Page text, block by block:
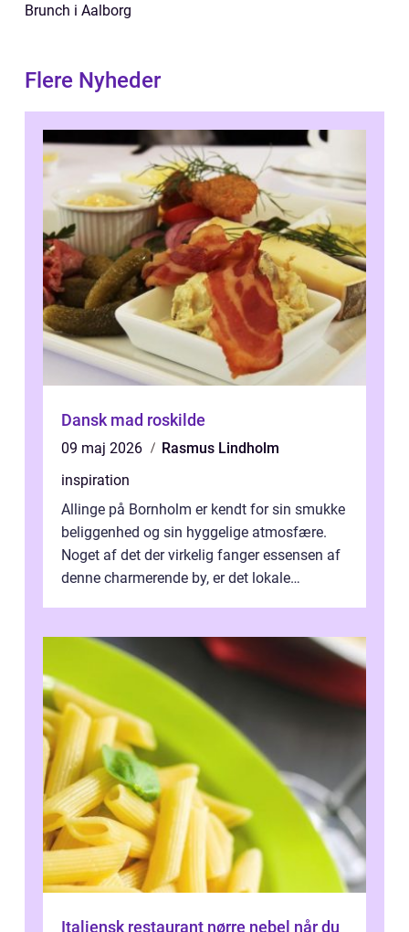
Brunch i Aalborg
Flere Nyheder
Dansk mad roskilde
09 maj 2026
Rasmus Lindholm
inspiration
Allinge på Bornholm er kendt for sin smukke
beliggenhed og sin hyggelige atmosfære.
Noget af det der virkelig fanger essensen af
denne charmerende by, er det lokale
Italiensk restaurant nørre nebel når du